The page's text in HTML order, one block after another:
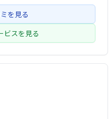
理を強力にサポートしま
を見る
ビスを見る